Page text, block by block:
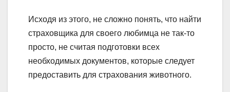
Исходя из этого, не сложно понять, что найти
страховщика для своего любимца не так-то
просто, не считая подготовки всех
необходимых документов, которые следует
предоставить для страхования животного.